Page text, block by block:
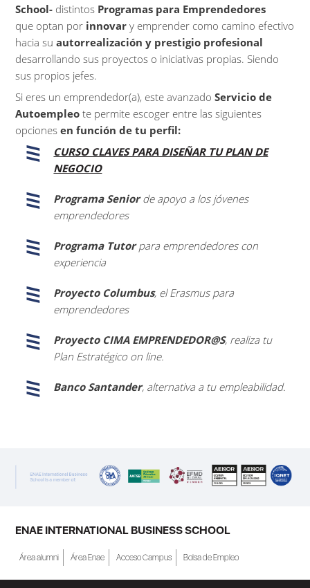
School- distintos Programas para Emprendedores
que optan por innovary emprender como camino efectivo
hacia suautorrealización y prestigio profesional
desarrollando sus proyectos o iniciativas propias. Siendo
sus propios jefes.
Si eres un emprendedor(a), este avanzadoServicio de
Autoempleote permite escoger entre las siguientes
opcionesen función de tu perfil:
CURSO CLAVES PARA DISEÑAR TU PLAN DE
NEGOCIO
Programa Seniorde apoyo a los jóvenes
emprendedores
Programa Tutorpara emprendedores con
experiencia
Proyecto Columbus, el Erasmus para
emprendedores
Proyecto CIMA EMPRENDEDOR@S, realiza tu
Plan Estratégico on line.
Banco Santander, alternativa a tu empleabilidad.
ENAE INTERNATIONAL BUSINESS SCHOOL
Área alumni Área Enae Acceso Campus Bolsa de Empleo